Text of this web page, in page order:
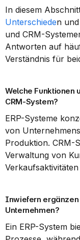
Unterschieden
und CRM-
Antworten auf
Verständnis für
Welche Funktionen
CRM-System?
ERP-Systeme
von
Produktion. CRM-
Verwaltung von
Inwiefern ergänzen
Unternehmen?
Ein ERP-System